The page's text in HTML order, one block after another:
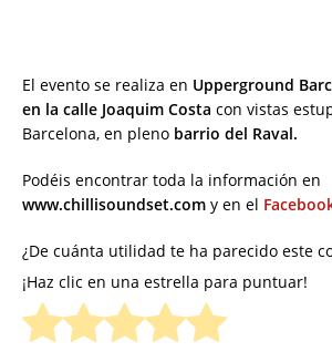
El evento se realiza en Upperground
en la calle Joaquim Costa con vistas
Barcelona, en pleno barrio del Raval.
Podéis encontrar toda la información en
www.chillisoundset.com y en el
¿De cuánta utilidad te ha parecido este
¡Haz clic en una estrella para puntuar!